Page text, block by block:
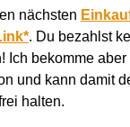
nächsten
. Du bezahlst
Ich bekomme
und kann damit
halten.